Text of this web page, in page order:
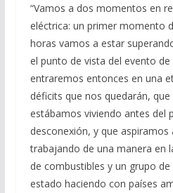
“Vamos a dos momentos en
eléctrica: un primer momento
horas vamos a estar
el punto de vista del evento
entraremos entonces en una
déficits que nos quedarán,
estábamos viviendo antes del
desconexión, y que
trabajando de una manera en
de combustibles y un grupo
estado haciendo con países